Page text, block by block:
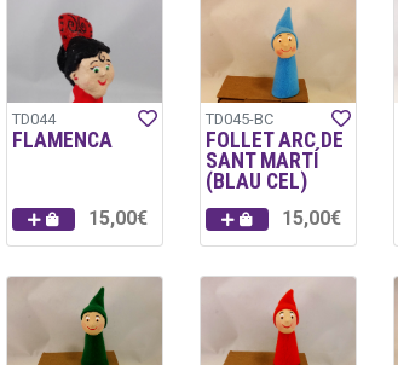
TD044
FLAMENCA
15,00€
TD045-BC
FOLLET ARC DE
SANT MARTÍ
(BLAU CEL)
15,00€